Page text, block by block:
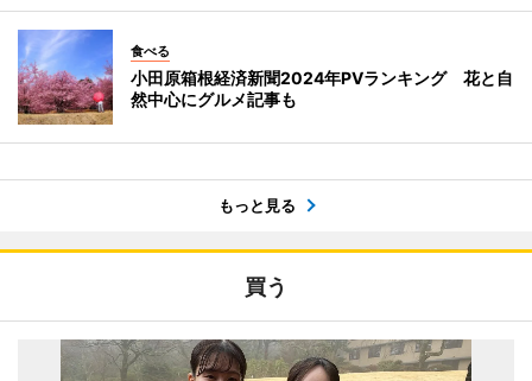
食べる
小田原箱根経済新聞2024年PVランキング 花と自
然中心にグルメ記事も
もっと見る
買う